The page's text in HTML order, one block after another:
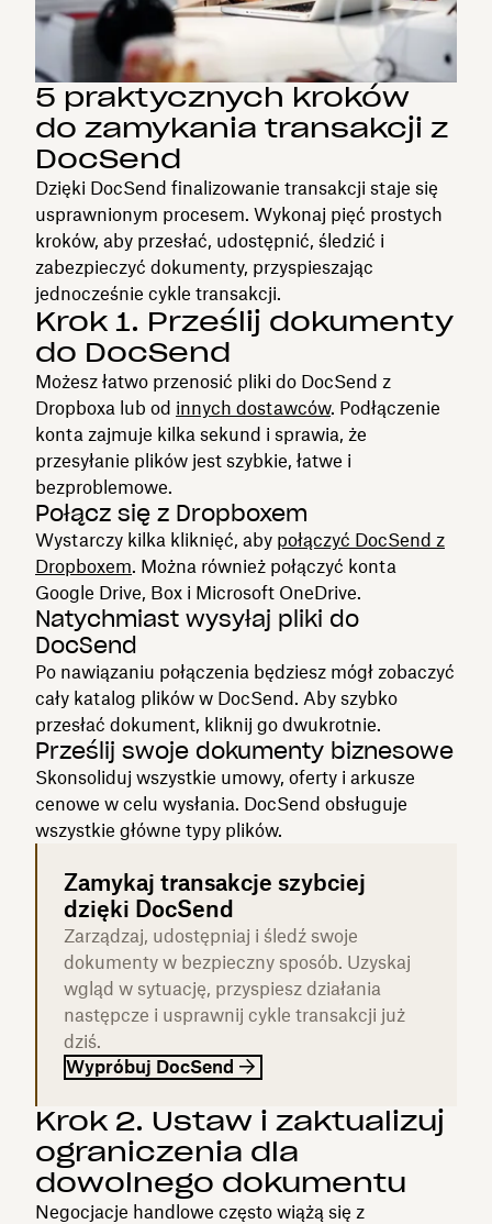
5 praktycznych kroków
do zamykania transakcji z
DocSend
Dzięki DocSend finalizowanie transakcji staje się
usprawnionym procesem. Wykonaj pięć prostych
kroków, aby przesłać, udostępnić, śledzić i
zabezpieczyć dokumenty, przyspieszając
jednocześnie cykle transakcji.
Krok 1. Prześlij dokumenty
do DocSend
Możesz łatwo przenosić pliki do DocSend z
Dropboxa lub od innych dostawców. Podłączenie
konta zajmuje kilka sekund i sprawia, że
przesyłanie plików jest szybkie, łatwe i
bezproblemowe.
Połącz się z Dropboxem
Wystarczy kilka kliknięć, aby połączyć DocSend z
Dropboxem. Można również połączyć konta
Google Drive, Box i Microsoft OneDrive.
Natychmiast wysyłaj pliki do
DocSend
Po nawiązaniu połączenia będziesz mógł zobaczyć
cały katalog plików w DocSend. Aby szybko
przesłać dokument, kliknij go dwukrotnie.
Prześlij swoje dokumenty biznesowe
Skonsoliduj wszystkie umowy, oferty i arkusze
cenowe w celu wysłania. DocSend obsługuje
wszystkie główne typy plików.
Zamykaj transakcje szybciej
dzięki DocSend
Zarządzaj, udostępniaj i śledź swoje
dokumenty w bezpieczny sposób. Uzyskaj
wgląd w sytuację, przyspiesz działania
następcze i usprawnij cykle transakcji już
dziś.
Wypróbuj DocSend
Krok 2. Ustaw i zaktualizuj
ograniczenia dla
dowolnego dokumentu
Negocjacje handlowe często wiążą się z